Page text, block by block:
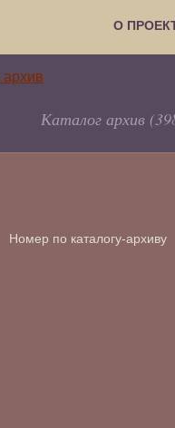
О
Каталог архив
Номер по каталогу-архиву